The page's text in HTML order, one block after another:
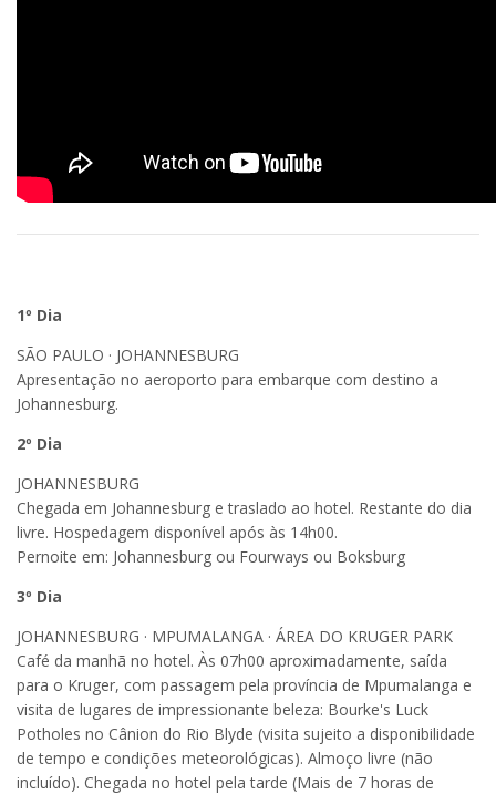
1º Dia
SÃO PAULO · JOHANNESBURG
Apresentação no aeroporto para embarque com destino a
Johannesburg.
2º Dia
JOHANNESBURG
Chegada em Johannesburg e traslado ao hotel. Restante do dia
livre. Hospedagem disponível após às 14h00.
Pernoite em: Johannesburg ou Fourways ou Boksburg
3º Dia
JOHANNESBURG · MPUMALANGA · ÁREA DO KRUGER PARK
Café da manhã no hotel. Às 07h00 aproximadamente, saída
para o Kruger, com passagem pela província de Mpumalanga e
visita de lugares de impressionante beleza: Bourke's Luck
Potholes no Cânion do Rio Blyde (visita sujeito a disponibilidade
de tempo e condições meteorológicas). Almoço livre (não
incluído). Chegada no hotel pela tarde (Mais de 7 horas de